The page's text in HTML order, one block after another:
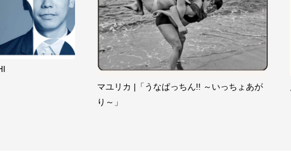
マユリカ |「うなぱっちん!! ～いっちょあが
り～」